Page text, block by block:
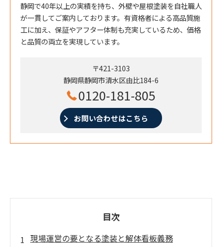
静岡で40年以上の実績を持ち、外壁や屋根塗装を自社職人
が一貫してご案内しております。有資格者による高品質施
工に加え、保証やアフター体制も充実しているため、価格
と品質の両立を実現しています。
〒421-3103
静岡県静岡市清水区由比184-6
0120-181-805
お問い合わせはこちら
目次
現場運営の要となる塗装と解体看板義務